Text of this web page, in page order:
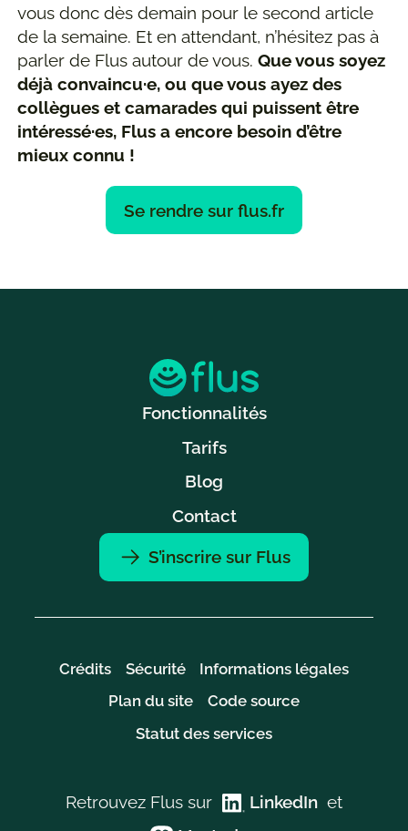
vous donc dès demain pour le second article
de la semaine. Et en attendant, n’hésitez pas à
parler de Flus autour de vous.Que vous soyez
déjà convaincu·e, ou que vous ayez des
collègues et camarades qui puissent être
intéressé·es, Flus a encore besoin d’être
mieux connu !
Se rendre sur flus.fr
Fonctionnalités
Tarifs
Blog
Contact
S’inscrire sur Flus
Crédits Sécurité
Informations légales
Plan du site
Code source
Statut des services
Retrouvez Flus sur LinkedIn et